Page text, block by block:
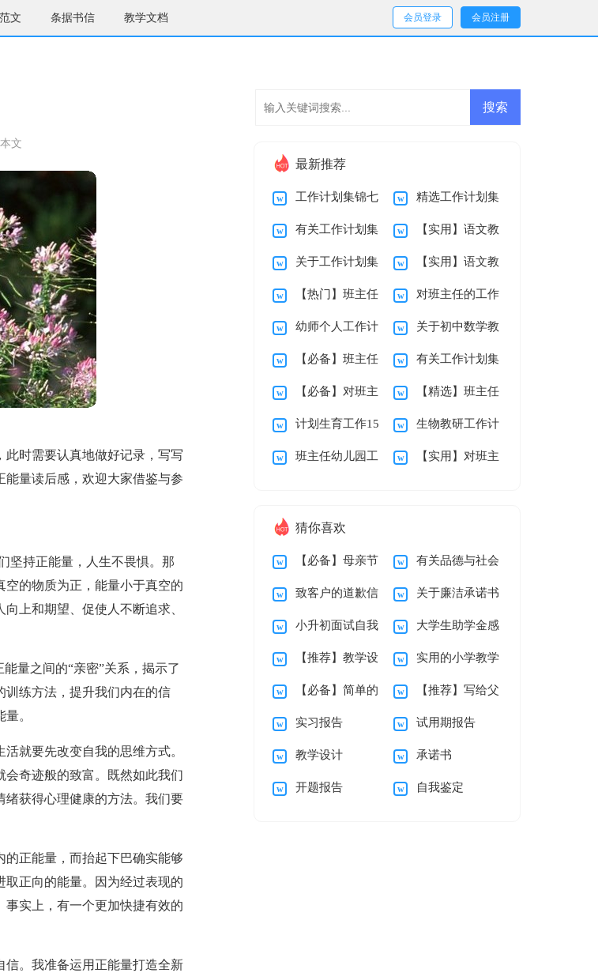
文 条据书信 教学文档 会员登录 会员注册
文
时需要认真地做好记录，写写
量读后感，欢迎大家借鉴与参
坚持正能量，人生不畏惧。那
的物质为正，能量小于真空的
上和期望、促使人不断追求、
量之间的“亲密”关系，揭示了
训练方法，提升我们内在的信
。
就要先改变自我的思维方式。
奇迹般的致富。既然如此我们
获得心理健康的方法。我们要
正能量，而抬起下巴确实能够
正向的能量。因为经过表现的
实上，有一个更加快捷有效的
。我准备运用正能量打造全新
最新推荐
工作计划集锦七
篇
精选工作计划集
锦七篇
有关工作计划集
合七篇
【实用】语文教
师教学总结四篇
关于工作计划集
锦七篇
【实用】语文教
师教学总结三篇
【热门】班主任
工作计划范文集合
10篇
对班主任的工作
计划集合十篇
幼师个人工作计
划15篇
关于初中数学教
研组工作总结
【必备】班主任
工作计划模板集合五
篇
有关工作计划集
锦六篇
【必备】对班主
任的工作计划集合五
篇
【精选】班主任
学期的工作计划集合
九篇
计划生育工作15
篇
生物教研工作计
划
班主任幼儿园工 【实用】对班主
猜你喜欢
【必备】母亲节
感谢信三篇
有关品德与社会
教学总结汇编十篇
致客户的道歉信 关于廉洁承诺书
汇编九篇
小升初面试自我
介绍
大学生助学金感
谢信15篇
【推荐】教学设
计方案模板汇编八篇
实用的小学教学
计划二年级三篇
【必备】简单的
自我介绍范文汇编五
篇
【推荐】写给父
母的感谢信三篇
实习报告 试用期报告
教学设计 承诺书
开题报告 自我鉴定